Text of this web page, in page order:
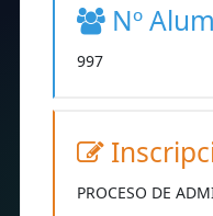
Nº
997
PROCESO DE